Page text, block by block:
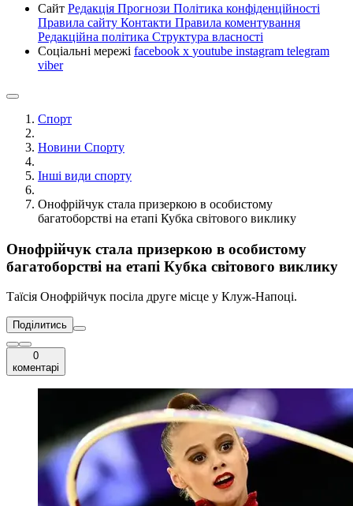
Сайт Редакція Прогнози Політика конфіденційності
Правила сайту Контакти Правила коментування
Редакційна політика Структура власності
Соціальні мережі facebook x youtube instagram telegram
viber
Спорт
Новини Спорту
Інші види спорту
Онофрійчук стала призеркою в особистому
багатоборстві на етапі Кубка світового виклику
Онофрійчук стала призеркою в особистому
багатоборстві на етапі Кубка світового виклику
Таїсія Онофрійчук посіла друге місце у Клуж-Напоці.
Поділитись
0
коментарі